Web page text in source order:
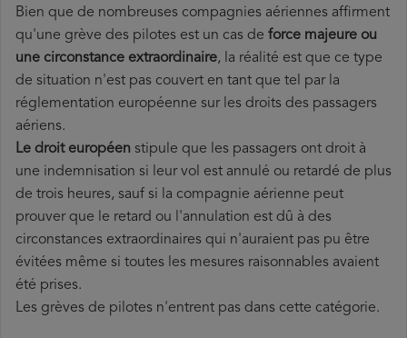
Bien que de nombreuses compagnies aériennes affirment
qu'une grève des pilotes est un cas de force majeure ou
une circonstance extraordinaire, la réalité est que ce type
de situation n'est pas couvert en tant que tel par la
réglementation européenne sur les droits des passagers
aériens.
Le droit européen stipule que les passagers ont droit à
une indemnisation si leur vol est annulé ou retardé de plus
de trois heures, sauf si la compagnie aérienne peut
prouver que le retard ou l'annulation est dû à des
circonstances extraordinaires qui n'auraient pas pu être
évitées même si toutes les mesures raisonnables avaient
été prises.
Les grèves de pilotes n'entrent pas dans cette catégorie.